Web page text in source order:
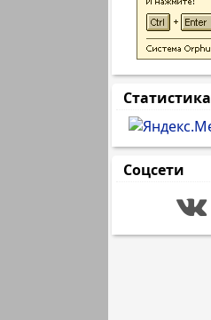
Статистика
Соцсети